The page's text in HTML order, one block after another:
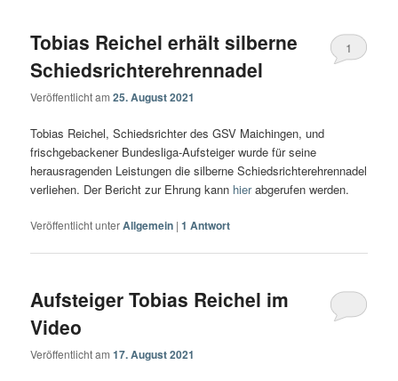
Tobias Reichel erhält silberne
Schiedsrichterehrennadel
Veröffentlicht am25. August 2021
1
Tobias Reichel, Schiedsrichter des GSV Maichingen, und
frischgebackener Bundesliga-Aufsteiger wurde für seine
herausragenden Leistungen die silberne Schiedsrichterehrennadel
verliehen. Der Bericht zur Ehrung kann hierabgerufen werden.
Veröffentlicht unterAllgemein |1 Antwort
Aufsteiger Tobias Reichel im
Video
Veröffentlicht am17. August 2021